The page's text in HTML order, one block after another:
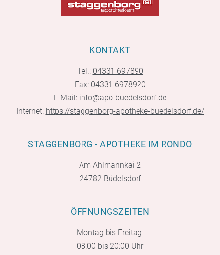
KONTAKT
Tel.: 04331 697890
Fax: 04331 6978920
E-Mail: info@apo-buedelsdorf.de
Internet: https://staggenborg-apotheke-buedelsdorf.de/
STAGGENBORG - APOTHEKE IM RONDO
Am Ahlmannkai 2
24782 Büdelsdorf
ÖFFNUNGSZEITEN
Montag bis Freitag
08:00 bis 20:00 Uhr